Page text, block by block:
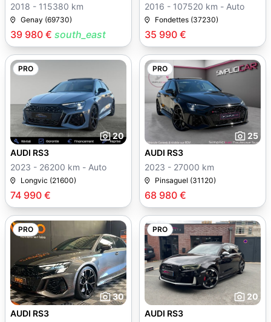
39 980 € south_east
2018 - 115380 km
Genay (69730)
35 990 €
2016 - 107520 km - Auto
Fondettes (37230)
PRO
20
74 990 €
AUDI RS3
2023 - 26200 km - Auto
Longvic (21600)
PRO
25
68 980 €
AUDI RS3
2023 - 27000 km
Pinsaguel (31120)
PRO
30
AUDI RS3
PRO
20
AUDI RS3